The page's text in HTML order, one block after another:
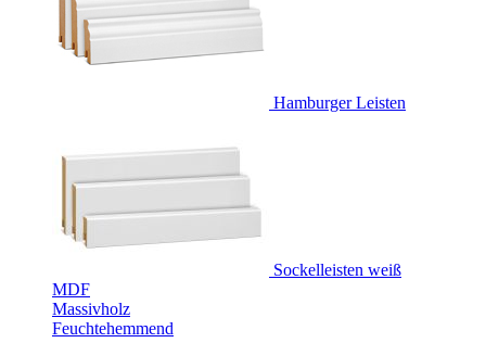
Hamburger Leisten
Sockelleisten weiß
MDF
Massivholz
Feuchtehemmend